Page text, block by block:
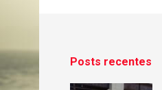
Posts recentes